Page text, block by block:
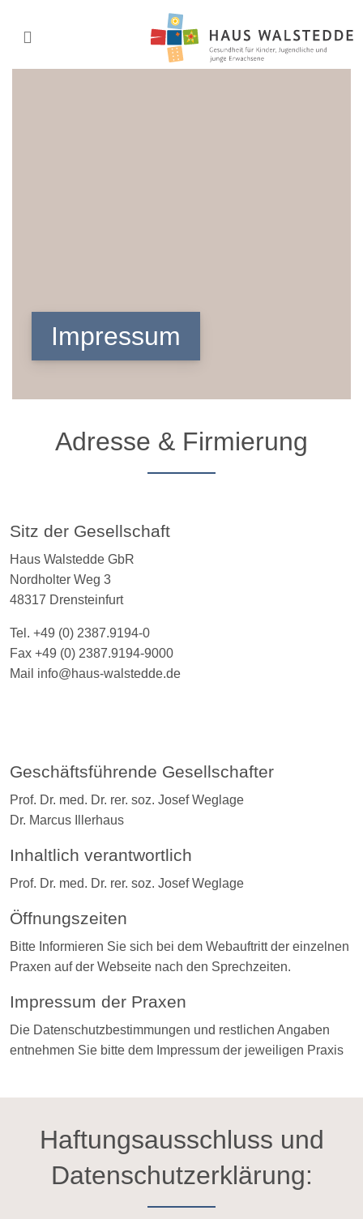
Impressum
Adresse & Firmierung
Sitz der Gesellschaft
Haus Walstedde GbR
Nordholter Weg 3
48317 Drensteinfurt
Tel. +49 (0) 2387.9194-0
Fax +49 (0) 2387.9194-9000
Mail info@haus-walstedde.de
Geschäftsführende Gesellschafter
Prof. Dr. med. Dr. rer. soz. Josef Weglage
Dr. Marcus Illerhaus
Inhaltlich verantwortlich
Prof. Dr. med. Dr. rer. soz. Josef Weglage
Öffnungszeiten
Bitte Informieren Sie sich bei dem Webauftritt der einzelnen
Praxen auf der Webseite nach den Sprechzeiten.
Impressum der Praxen
Die Datenschutzbestimmungen und restlichen Angaben
entnehmen Sie bitte dem Impressum der jeweiligen Praxis
Haftungsausschluss und
Datenschutzerklärung: